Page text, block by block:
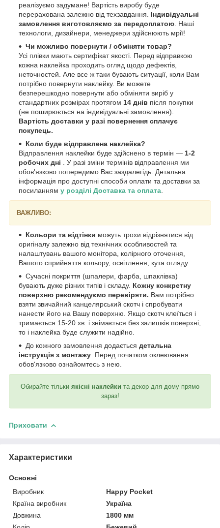
реалізуємо задумане! Вартість виробу буде
перерахована залежно від техзавдання. Індивідуальні
замовлення виготовляємо за передоплатою . Наші
технологи, дизайнери, менеджери здійснюють мрії!
Чи можливо повернути / обміняти товар?
Усі плівки мають сертифікат якості. Перед відправкою
кожна наклейка проходить огляд щодо дефектів,
неточностей. Але все ж таки бувають ситуації, коли Вам
потрібно повернути наклейку. Ви можете
безперешкодно повернути або обміняти виріб у
стандартних розмірах протягом 14 днів після покупки
(не поширюється на індивідуальні замовлення).
Вартість доставки у разі повернення сплачує
покупець.
Коли буде відправлена наклейка?
Відправлення наклейки буде здійснено в термін — 1-2
робочих дні . У разі зміни термінів відправлення ми
обов'язково попередимо Вас заздалегідь. Детальна
інформація про доступні способи оплати та доставки за
посиланням у розділі Доставка та оплата
ВАЖЛИВО:
Кольори та відтінки можуть трохи відрізнятися від
оригіналу залежно від технічних особливостей та
налаштувань вашого монітора, колірного оточення,
Вашого сприйняття кольору, освітлення, кута огляду.
Сучасні покриття (шпалери, фарба, шпаклівка)
бувають дуже різних типів і складу. Кожну конкретну
поверхню рекомендуємо перевіряти. Вам потрібно
взяти звичайний канцелярський скотч і спробувати
нанести його на Вашу поверхню. Якщо скотч клеїться і
тримається 15-20 хв. і знімається без залишків поверхні,
то і наклейка буде служити надійно.
До кожного замовлення додається детальна
інструкція з монтажу . Перед початком оклеювання
обов'язково ознайомтесь з нею.
Обирайте тільки якісні наклейки та декор для дому прямо
зараз!
Приховати
Характеристики
Основні
Виробник
Happy Pocket
Країна виробник
Україна
Довжина
1800 мм